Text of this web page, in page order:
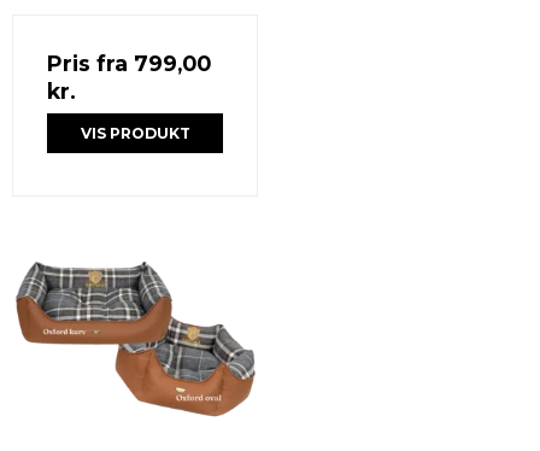
Pris fra 799,00
kr.
VIS PRODUKT